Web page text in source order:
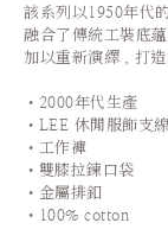
該系列以1950年代
融合了傳統工裝底
加以重新演繹 ， 打
•2000年代生產
•LEE 休閒服飾支線
•工作褲
•雙膝拉鍊口袋
•金屬排釦
•100% cotton